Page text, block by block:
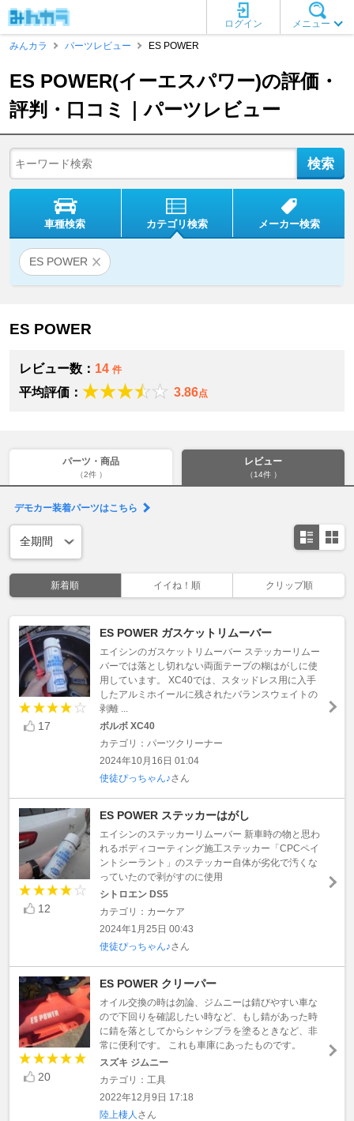
メニュー
ログイン
みんカラ
パーツレビュー ES POWER
ES POWER(イーエスパワー)の評価・
評判・口コミ｜パーツレビュー
車種検索 カテゴリ検索 メーカー検索
ES POWER
ES POWER
レビュー数： 14 件
平均評価： 3.86点
パーツ・商品
（2件 ）
レビュー
（14件 ）
デモカー装着パーツはこちら
新着順 イイね！順 クリップ順
17
ES POWER ガスケットリムーバー
エイシンのガスケットリムーバー ステッカーリムー
バーでは落とし切れない両面テープの糊はがしに使
用しています。 XC40では、スタッドレス用に入手
したアルミホイールに残されたバランスウェイトの
剥離 ...
ボルボ XC40
カテゴリ：パーツクリーナー
2024年10月16日 01:04
使徒ぴっちゃん♪さん
12
ES POWER ステッカーはがし
エイシンのステッカーリムーバー 新車時の物と思わ
れるボディコーティング施工ステッカー「CPCペイ
ントシーラント」のステッカー自体が劣化で汚くな
っていたので剥がすのに使用
シトロエン DS5
カテゴリ：カーケア
2024年1月25日 00:43
使徒ぴっちゃん♪さん
20
ES POWER クリーパー
オイル交換の時は勿論、ジムニーは錆びやすい車な
ので下回りを確認したい時など、もし錆があった時
に錆を落としてからシャシブラを塗るときなど、非
常に便利です。 これも車庫にあったものです。
スズキ ジムニー
カテゴリ：工具
2022年12月9日 17:18
陸上棲人 さん